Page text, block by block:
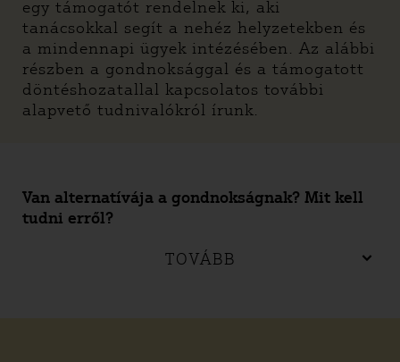
egy támogatót rendelnek ki, aki
tanácsokkal segít a nehéz helyzetekben és
a mindennapi ügyek intézésében. Az alábbi
részben a gondnoksággal és a támogatott
döntéshozatallal kapcsolatos további
alapvető tudnivalókról írunk.
Van alternatívája a gondnokságnak? Mit kell
tudni erről?
TOVÁBB